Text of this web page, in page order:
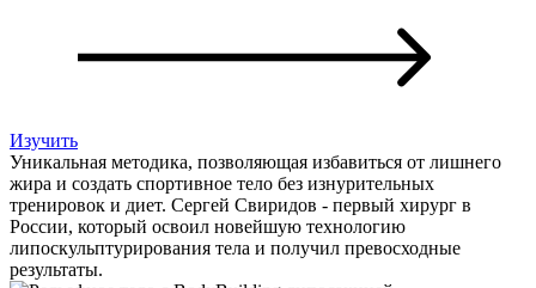
Изучить
Уникальная методика, позволяющая избавиться от лишнего
жира и создать спортивное тело без изнурительных
тренировок и диет. Сергей Свиридов - первый хирург в
России, который освоил новейшую технологию
липоскульптурирования тела и получил превосходные
результаты.